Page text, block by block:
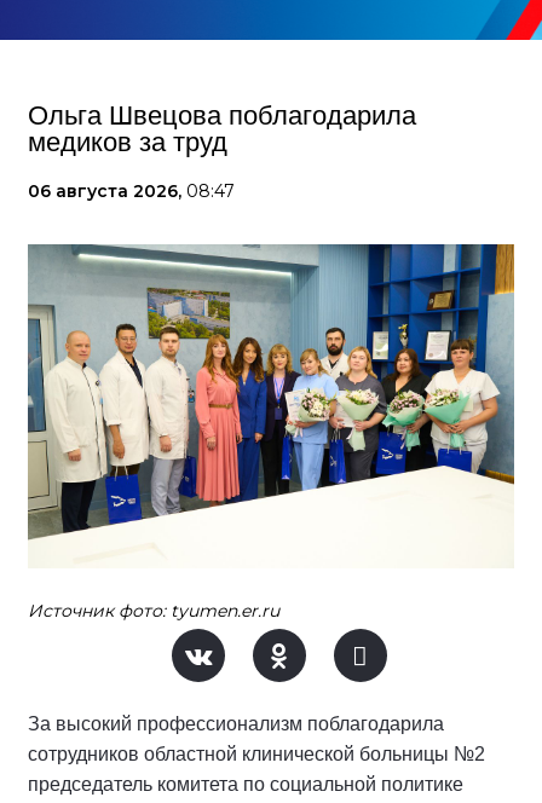
Ольга Швецова поблагодарила
медиков за труд
06 августа 2026, 08:47
Источник фото: tyumen.er.ru
За высокий профессионализм поблагодарила
сотрудников областной клинической больницы №2
председатель комитета по социальной политике